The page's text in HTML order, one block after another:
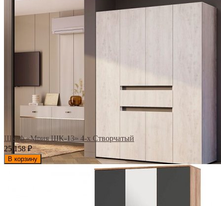
Шкаф «Мрия ШК-13» 4-х Створчатый
25 158₽
В корзину